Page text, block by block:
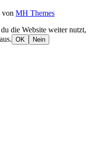
von MH Themes
die Website weiter nutzt,
OK
Nein